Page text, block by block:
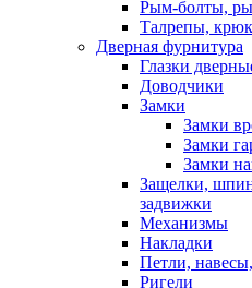
Рым-болты,
Талрепы,
Дверная фурнитура
Глазки
Доводчики
Замки
Замки
Замки
Замки
Защелки,
задвижки
Механизмы
Накладки
Петли,
Ригели